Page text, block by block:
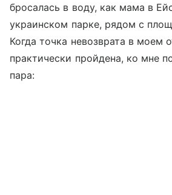
бросалась в воду, как мама в
украинском парке, рядом с
Когда точка невозврата в моем
практически пройдена, ко мне
пара: